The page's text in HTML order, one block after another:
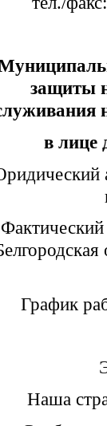
защиты
в лице
График
Наша